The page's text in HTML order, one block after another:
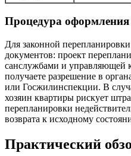
Процедура
Для законной
документов: проект
санслужбами и управляющей
получаете разрешение в
или Госжилинспекции. В
хозяин квартиры рискует
перепланировки
возврата к исходному
Практический